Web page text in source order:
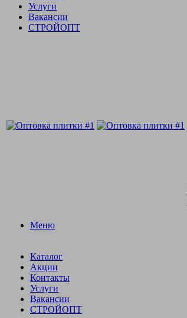
Услуги
Вакансии
СТРОЙОПТ
Меню
Каталог
Акции
Контакты
Услуги
Вакансии
СТРОЙОПТ